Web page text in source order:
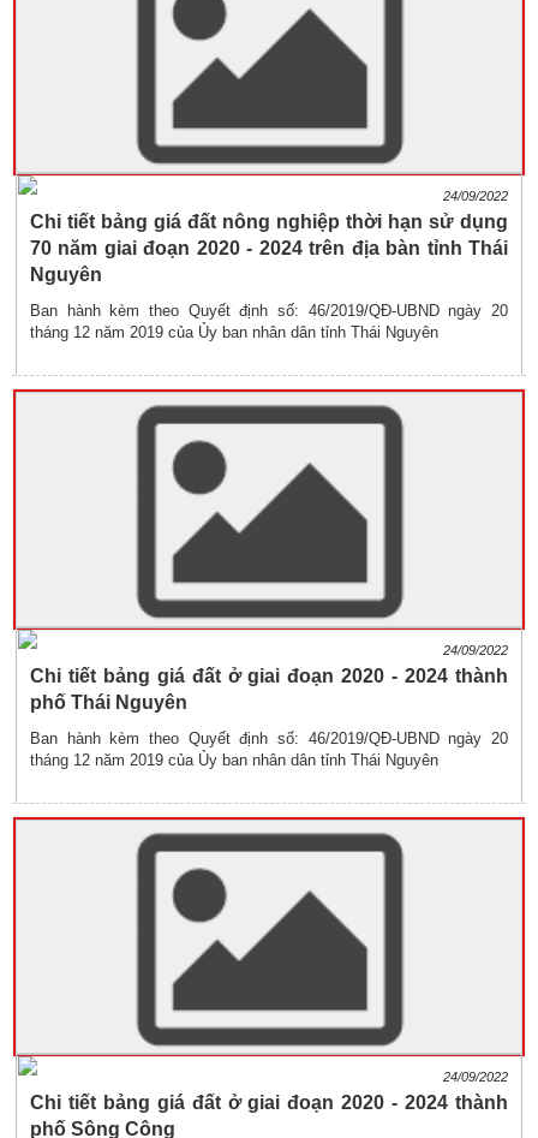
24/09/2022
Chi tiết bảng giá đất nông nghiệp thời hạn sử dụng
70 năm giai đoạn 2020 - 2024 trên địa bàn tỉnh Thái
Nguyên
Ban hành kèm theo Quyết định số: 46/2019/QĐ-UBND ngày 20
tháng 12 năm 2019 của Ủy ban nhân dân tỉnh Thái Nguyên
24/09/2022
Chi tiết bảng giá đất ở giai đoạn 2020 - 2024 thành
phố Thái Nguyên
Ban hành kèm theo Quyết định số: 46/2019/QĐ-UBND ngày 20
tháng 12 năm 2019 của Ủy ban nhân dân tỉnh Thái Nguyên
24/09/2022
Chi tiết bảng giá đất ở giai đoạn 2020 - 2024 thành
phố Sông Công